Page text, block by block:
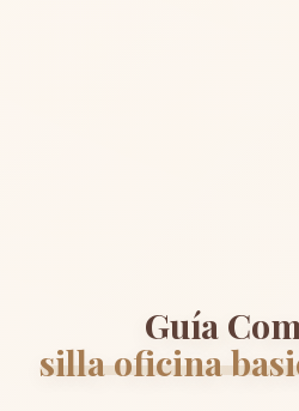
Guía
silla oficina